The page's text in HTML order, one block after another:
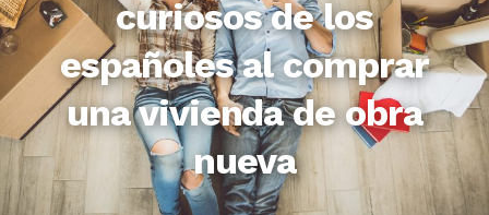
curiosos de los
españoles al comprar
una vivienda de obra
nueva